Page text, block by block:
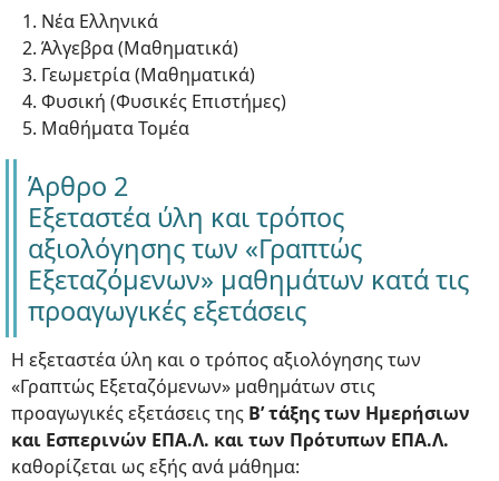
Νέα Ελληνικά
Άλγεβρα (Μαθηματικά)
Γεωμετρία (Μαθηματικά)
Φυσική (Φυσικές Επιστήμες)
Μαθήματα Τομέα
Άρθρο 2
Εξεταστέα ύλη και τρόπος
αξιολόγησης των «Γραπτώς
Εξεταζόμενων» μαθημάτων κατά τις
προαγωγικές εξετάσεις
Η εξεταστέα ύλη και ο τρόπος αξιολόγησης των
«Γραπτώς Εξεταζόμενων» μαθημάτων στις
προαγωγικές εξετάσεις της Β’ τάξης των Ημερήσιων
και Εσπερινών ΕΠΑ.Λ. και των Πρότυπων ΕΠΑ.Λ.
καθορίζεται ως εξής ανά μάθημα: